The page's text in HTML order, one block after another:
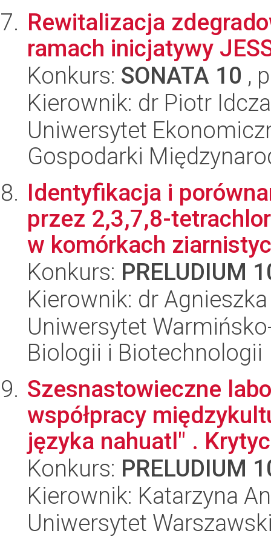
Rewitalizacja
ramach inicjatywy
Konkurs: SONATA 10 ,
Kierownik: dr Piotr
Uniwersytet
Gospodarki
Identyfikacja i
przez 2,3,7,8-
w komórkach
Konkurs: PRELUDIUM
Kierownik: dr
Uniwersytet
Biologii i Biotechnologii
Szesnastowieczne
współpracy
języka nahuatl" .
Konkurs: PRELUDIUM
Kierownik: Katarzyna
Uniwersytet